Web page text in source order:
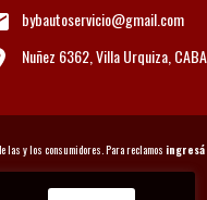
bybautoservicio@gmail.com
Nuñez 6362, Villa Urquiza, CABA
las y los consumidores. Para reclamos ingresá